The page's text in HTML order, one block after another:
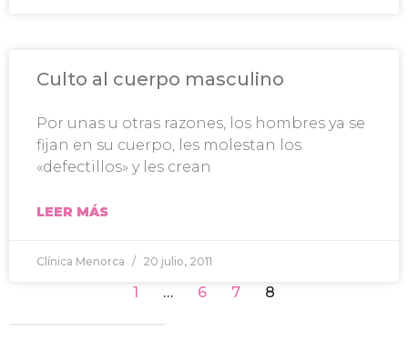
Culto al cuerpo masculino
Por unas u otras razones, los hombres ya se
fijan en su cuerpo, les molestan los
«defectillos» y les crean
LEER MÁS
Clínica Menorca 20 julio, 2011
1 … 6 7 8